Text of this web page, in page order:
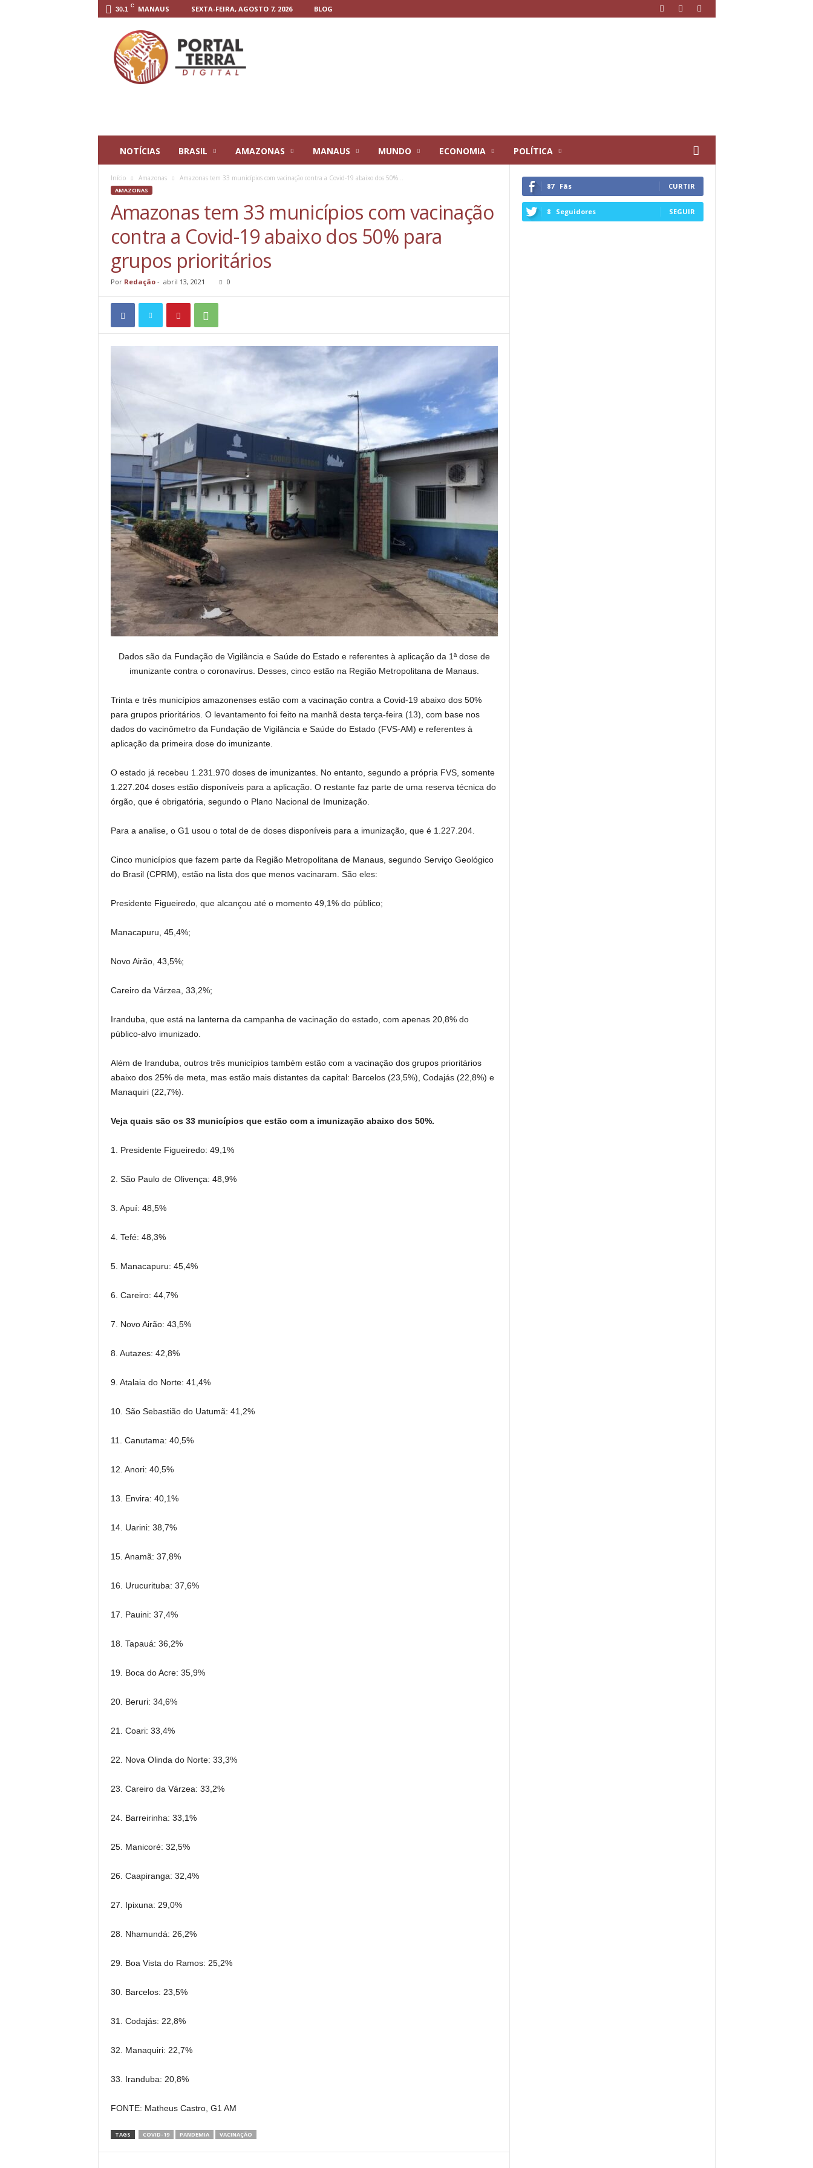
30.1 C MANAUS SEXTA-FEIRA, AGOSTO 7, 2026 BLOG
NOTÍCIAS BRASIL AMAZONAS MANAUS MUNDO ECONOMIA POLÍTICA
Início Amazonas Amazonas tem 33 municípios com vacinação contra a Covid-19 abaixo dos 50%...
AMAZONAS
Amazonas tem 33 municípios com vacinação
contra a Covid-19 abaixo dos 50% para
grupos prioritários
Por Redação- abril 13, 2021 0
Dados são da Fundação de Vigilância e Saúde do Estado e referentes à aplicação da 1ª dose de
imunizante contra o coronavírus. Desses, cinco estão na Região Metropolitana de Manaus.
Trinta e três municípios amazonenses estão com a vacinação contra a Covid-19 abaixo dos 50%
para grupos prioritários. O levantamento foi feito na manhã desta terça-feira (13), com base nos
dados do vacinômetro da Fundação de Vigilância e Saúde do Estado (FVS-AM) e referentes à
aplicação da primeira dose do imunizante.
O estado já recebeu 1.231.970 doses de imunizantes. No entanto, segundo a própria FVS, somente
1.227.204 doses estão disponíveis para a aplicação. O restante faz parte de uma reserva técnica do
órgão, que é obrigatória, segundo o Plano Nacional de Imunização.
Para a analise, o G1 usou o total de de doses disponíveis para a imunização, que é 1.227.204.
Cinco municípios que fazem parte da Região Metropolitana de Manaus, segundo Serviço Geológico
do Brasil (CPRM), estão na lista dos que menos vacinaram. São eles:
Presidente Figueiredo, que alcançou até o momento 49,1% do público;
Manacapuru, 45,4%;
Novo Airão, 43,5%;
Careiro da Várzea, 33,2%;
Iranduba, que está na lanterna da campanha de vacinação do estado, com apenas 20,8% do
público-alvo imunizado.
Além de Iranduba, outros três municípios também estão com a vacinação dos grupos prioritários
abaixo dos 25% de meta, mas estão mais distantes da capital: Barcelos (23,5%), Codajás (22,8%) e
Manaquiri (22,7%).
Veja quais são os 33 municípios que estão com a imunização abaixo dos 50%.
1. Presidente Figueiredo: 49,1%
2. São Paulo de Olivença: 48,9%
3. Apuí: 48,5%
4. Tefé: 48,3%
5. Manacapuru: 45,4%
6. Careiro: 44,7%
7. Novo Airão: 43,5%
8. Autazes: 42,8%
9. Atalaia do Norte: 41,4%
10. São Sebastião do Uatumã: 41,2%
11. Canutama: 40,5%
12. Anori: 40,5%
13. Envira: 40,1%
14. Uarini: 38,7%
15. Anamã: 37,8%
16. Urucurituba: 37,6%
17. Pauini: 37,4%
18. Tapauá: 36,2%
19. Boca do Acre: 35,9%
20. Beruri: 34,6%
21. Coari: 33,4%
22. Nova Olinda do Norte: 33,3%
23. Careiro da Várzea: 33,2%
24. Barreirinha: 33,1%
25. Manicoré: 32,5%
26. Caapiranga: 32,4%
27. Ipixuna: 29,0%
28. Nhamundá: 26,2%
29. Boa Vista do Ramos: 25,2%
30. Barcelos: 23,5%
31. Codajás: 22,8%
32. Manaquiri: 22,7%
33. Iranduba: 20,8%
FONTE: Matheus Castro, G1 AM
TAGS COVID-19 PANDEMIA VACINAÇÃO
87 Fãs CURTIR
8 Seguidores SEGUIR